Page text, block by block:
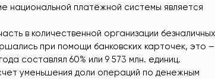
национальной платёжной системы является
в количественной организации безналичных
при помощи банковских карточек, это –
составлял 60% или 9 573 млн. единиц.
уменьшения доли операций по денежным